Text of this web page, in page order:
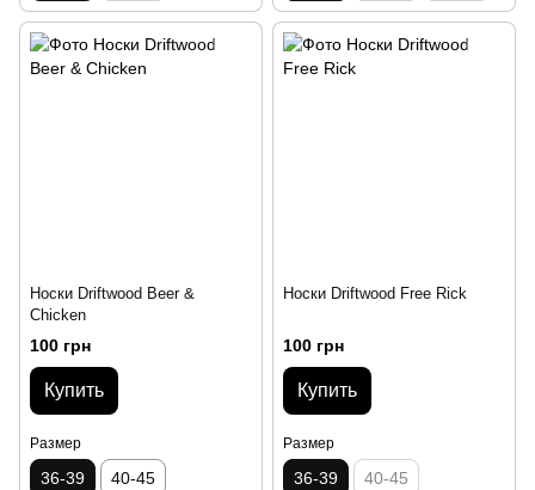
Носки Driftwood Beer &
Chicken
100 грн
Купить
Размер
36-39 40-45
Носки Driftwood Free Rick
100 грн
Купить
Размер
36-39 40-45